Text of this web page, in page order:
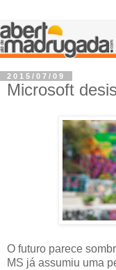
2015/07/09
Microsoft
O futuro parece
MS já assumiu uma